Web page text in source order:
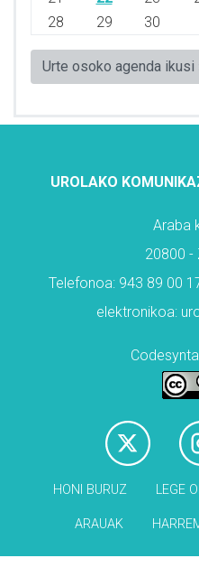
28
29 30
Urte osoko agenda ikusi
UROLAKO
Araba
20800 -
Telefonoa: 943 89 00
elektronikoa:
HONI BURUZ LEGE
ARAUAK